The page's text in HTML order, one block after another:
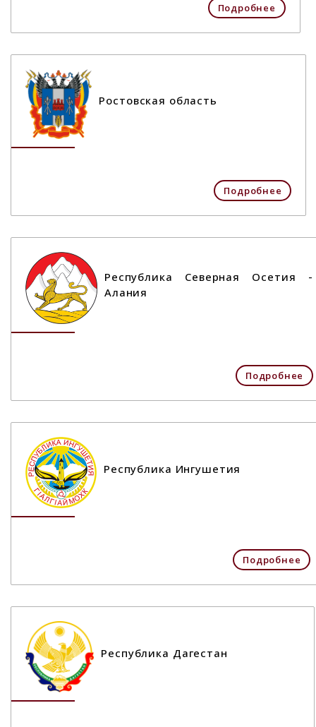
Подробнее
Ростовская область
Подробнее
Республика Северная Осетия -
Алания
Подробнее
Республика Ингушетия
Подробнее
Республика Дагестан